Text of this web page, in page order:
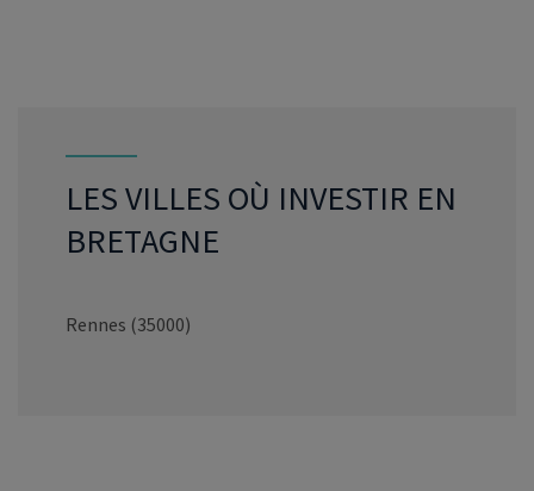
LES VILLES OÙ INVESTIR EN
BRETAGNE
Rennes (35000)